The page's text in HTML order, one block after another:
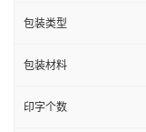
包装类型
包装材料
印字个数